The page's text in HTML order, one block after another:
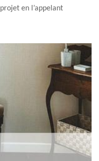
en l’appelant